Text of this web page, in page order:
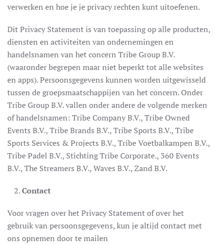
verwerken en hoe je je privacy rechten kunt uitoefenen.
Dit Privacy Statement is van toepassing op alle producten,
diensten en activiteiten van ondernemingen en
handelsnamen van het concern Tribe Group B.V.
(waaronder begrepen maar niet beperkt tot alle websites
en apps). Persoonsgegevens kunnen worden uitgewisseld
tussen de groepsmaatschappijen van het concern. Onder
Tribe Group B.V. vallen onder andere de volgende merken
of handelsnamen: Tribe Company B.V., Tribe Owned
Events B.V., Tribe Brands B.V., Tribe Sports B.V., Tribe
Sports Services & Projects B.V., Tribe Voetbalkampen B.V.,
Tribe Padel B.V., Stichting Tribe Corporate., 360 Events
B.V., The Streamers B.V., Waves B.V., Zand B.V.
Contact
Voor vragen over het Privacy Statement of over het
gebruik van persoonsgegevens, kun je altijd contact met
ons opnemen door te mailen